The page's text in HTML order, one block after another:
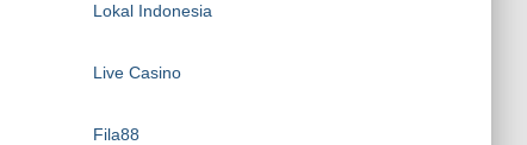
Lokal Indonesia
Live Casino
Fila88